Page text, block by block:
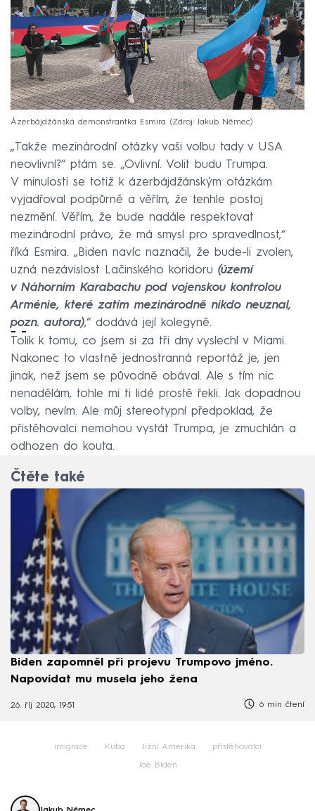
Ázerbájdžánská demonstrantka Esmira Zdroj: Jakub Němec
„Takže mezinárodní otázky vaši volbu tady v USA
neovlivní?“ ptám se. „Ovlivní. Volit budu Trumpa.
V minulosti se totiž k ázerbájdžánským otázkám
vyjadřoval podpůrně a věřím, že tenhle postoj
nezmění. Věřím, že bude nadále respektovat
mezinárodní právo, že má smysl pro spravedlnost,“
říká Esmira. „Biden navíc naznačil, že bude-li zvolen,
uzná nezávislost Lačinského koridoru (území
v Náhorním Karabachu pod vojenskou kontrolou
Arménie, které zatím mezinárodně nikdo neuznal,
pozn. autora),“ dodává její kolegyně.
- -
Tolik k tomu, co jsem si za tři dny vyslechl v Miami.
Nakonec to vlastně jednostranná reportáž je, jen
jinak, než jsem se původně obával. Ale s tím nic
nenadělám, tohle mi ti lidé prostě řekli. Jak dopadnou
volby, nevím. Ale můj stereotypní předpoklad, že
přistěhovalci nemohou vystát Trumpa, je zmuchlán a
odhozen do kouta.
Čtěte také
Biden zapomněl při projevu Trumpovo jméno.
Napovídat mu musela jeho žena
26. říj 2020, 19:51 6 min čtení
imigrace Kuba Jižní Amerika přistěhovalci
Joe Biden